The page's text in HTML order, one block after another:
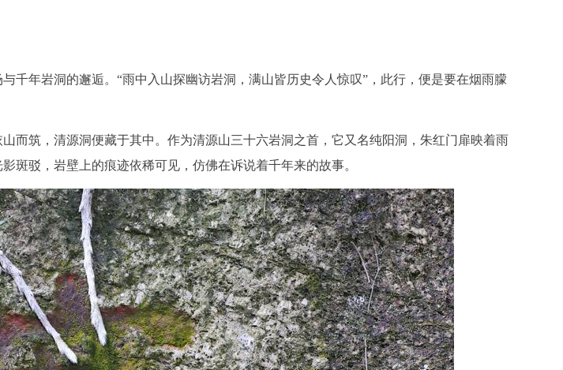
千年岩洞的邂逅。“雨中入山探幽访岩洞，满山皆历史令人惊叹”，此行，便是要在烟雨朦
而筑，清源洞便藏于其中。作为清源山三十六岩洞之首，它又名纯阳洞，朱红门扉映着雨
斑驳，岩壁上的痕迹依稀可见，仿佛在诉说着千年来的故事。